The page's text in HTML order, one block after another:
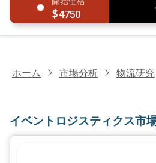
4750
ホーム 市場分析 物流研究
イベントロジスティクス市